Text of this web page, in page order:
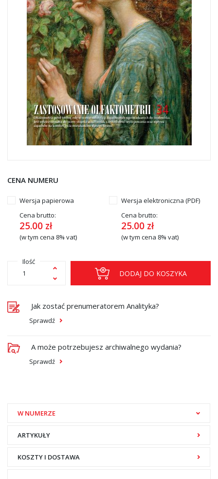
CENA NUMERU
Wersja papierowa
Cena brutto:
25.00 zł
(w tym cena 8% vat)
Wersja elektroniczna (PDF)
Cena brutto:
25.00 zł
(w tym cena 8% vat)
Ilość
DODAJ DO KOSZYKA
Jak zostać prenumeratorem Analityka?
Sprawdź
A może potrzebujesz archiwalnego wydania?
Sprawdź
W NUMERZE
ARTYKUŁY
KOSZTY I DOSTAWA